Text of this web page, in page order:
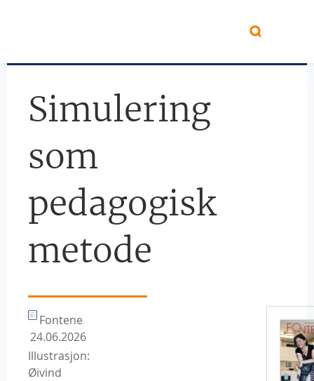
Simulering
som
pedagogisk
metode
Fontene
24.06.2026
Illustrasjon:
Øivind